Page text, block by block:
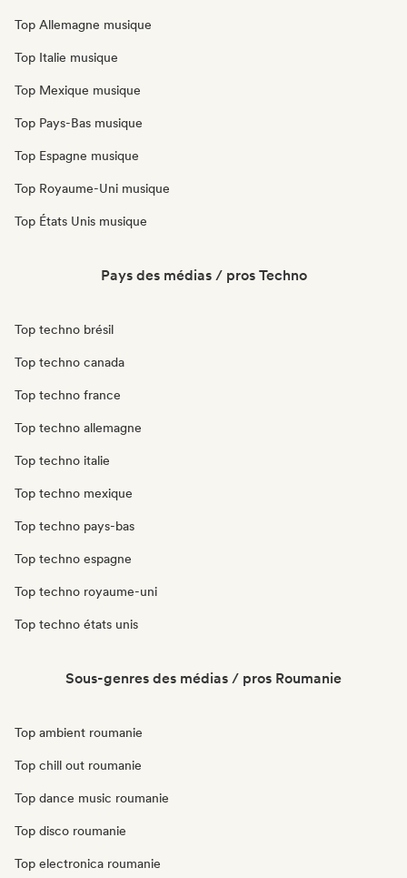
Top Allemagne musique
Top Italie musique
Top Mexique musique
Top Pays-Bas musique
Top Espagne musique
Top Royaume-Uni musique
Top États Unis musique
Pays des médias / pros Techno
Top techno brésil
Top techno canada
Top techno france
Top techno allemagne
Top techno italie
Top techno mexique
Top techno pays-bas
Top techno espagne
Top techno royaume-uni
Top techno états unis
Sous-genres des médias / pros Roumanie
Top ambient roumanie
Top chill out roumanie
Top dance music roumanie
Top disco roumanie
Top electronica roumanie